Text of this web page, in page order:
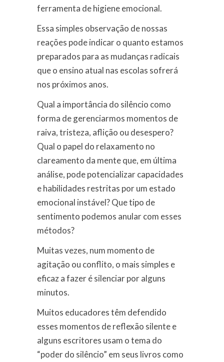
ferramenta de higiene emocional.
Essa simples observação de nossas
reações pode indicar o quanto estamos
preparados para as mudanças radicais
que o ensino atual nas escolas sofrerá
nos próximos anos.
Qual a importância do silêncio como
forma de gerenciarmos momentos de
raiva, tristeza, aflição ou desespero?
Qual o papel do relaxamento no
clareamento da mente que, em última
análise, pode potencializar capacidades
e habilidades restritas por um estado
emocional instável? Que tipo de
sentimento podemos anular com esses
métodos?
Muitas vezes, num momento de
agitação ou conflito, o mais simples e
eficaz a fazer é silenciar por alguns
minutos.
Muitos educadores têm defendido
esses momentos de reflexão silente e
alguns escritores usam o tema do
“poder do silêncio” em seus livros como